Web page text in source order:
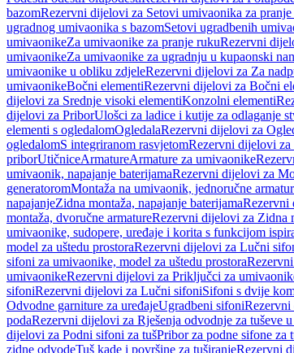
bazomRezervni dijelovi za Setovi umivaonika za
ugradnog umivaonika s bazomSetovi ugradbenih
umivaonikeZa umivaonike za pranje rukuRezervni
umivaonikeZa umivaonike za ugradnju u kupaonski
umivaonike u obliku zdjeleRezervni dijelovi za Za
umivaonikeBočni elementiRezervni dijelovi za Bočni
dijelovi za Srednje visoki elementiKonzolni elementi
dijelovi za PriborUlošci za ladice i kutije za odlaganje
elementi s ogledalomOgledalaRezervni dijelovi za
ogledalomS integriranom rasvjetomRezervni dijelovi za
priborUtičniceArmatureArmature za umivaonike
umivaonik, napajanje baterijamaRezervni dijelovi za
generatoromMontaža na umivaonik, jednoručne
napajanjeZidna montaža, napajanje baterijamaRezervni
montaža, dvoručne armatureRezervni dijelovi za Zidna
umivaonike, sudopere, uređaje i korita s funkcijom
model za uštedu prostoraRezervni dijelovi za Lučni
sifoni za umivaonike, model za uštedu prostora
umivaonikeRezervni dijelovi za Priključci za
sifoniRezervni dijelovi za Lučni sifoniSifoni s dvije
Odvodne garniture za uređajeUgradbeni sifoni
podaRezervni dijelovi za Rješenja odvodnje za tuševe
dijelovi za Podni sifoni za tušPribor za podne sifone za
zidne odvodeTuš kade i površine za tuširanjeRezervni